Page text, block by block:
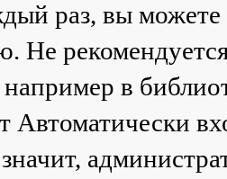
раз, вы
Не
в
Автоматически
значит,